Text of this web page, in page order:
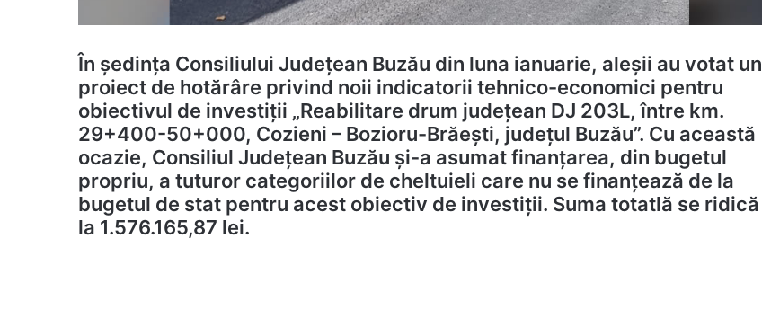
În ședința Consiliului Județean Buzău din luna ianuarie, aleșii au votat un
proiect de hotărâre privind noii indicatorii tehnico-economici pentru
obiectivul de investiții „Reabilitare drum județean DJ 203L, între km.
29+400-50+000, Cozieni – Bozioru-Brăești, județul Buzău”. Cu această
ocazie, Consiliul Judeţean Buzău și-a asumat finanţarea, din bugetul
propriu, a tuturor categoriilor de cheltuieli care nu se finanţează de la
bugetul de stat pentru acest obiectiv de investiţii. Suma totatlă se ridică
la 1.576.165,87 lei.